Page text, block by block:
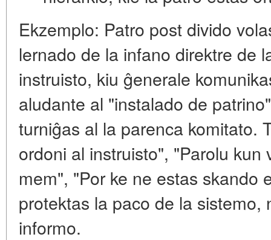
Ekzemplo: Patro post divido
lernado de la infano direktre de
instruisto, kiu ĝenerale
aludante al "instalado de
turniĝas al la parenca komitato.
ordoni al instruisto", "Parolu kun
mem", "Por ke ne estas skando
protektas la paco de la sistemo,
informo.